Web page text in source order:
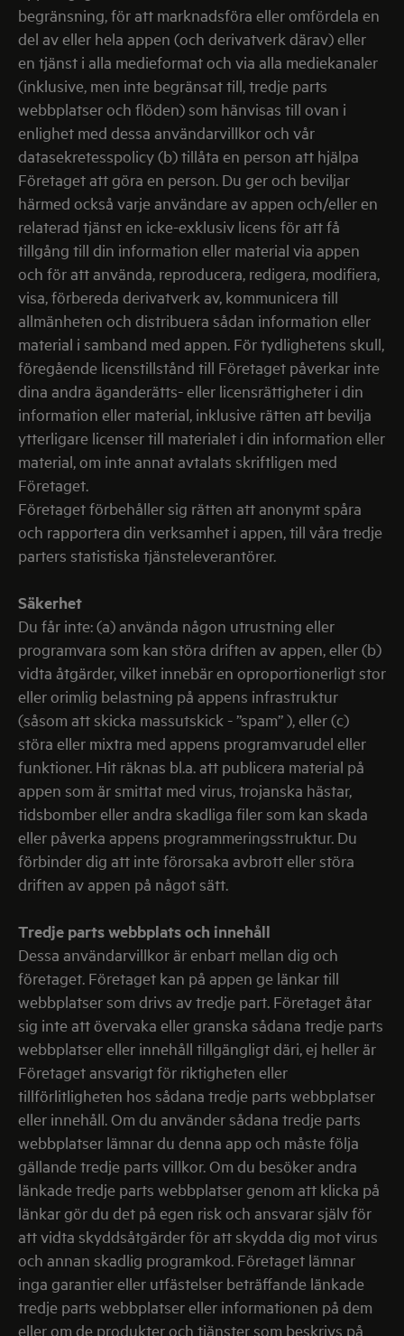
begränsning, för att marknadsföra eller omfördela en
del av eller hela appen (och derivatverk därav) eller
en tjänst i alla medieformat och via alla mediekanaler
(inklusive, men inte begränsat till, tredje parts
webbplatser och flöden) som hänvisas till ovan i
enlighet med dessa användarvillkor och vår
datasekretesspolicy (b) tillåta en person att hjälpa
Företaget att göra en person. Du ger och beviljar
härmed också varje användare av appen och/eller en
relaterad tjänst en icke-exklusiv licens för att få
tillgång till din information eller material via appen
och för att använda, reproducera, redigera, modifiera,
visa, förbereda derivatverk av, kommunicera till
allmänheten och distribuera sådan information eller
material i samband med appen. För tydlighetens skull,
föregående licenstillstånd till Företaget påverkar inte
dina andra äganderätts- eller licensrättigheter i din
information eller material, inklusive rätten att bevilja
ytterligare licenser till materialet i din information eller
material, om inte annat avtalats skriftligen med
Företaget.
Företaget förbehåller sig rätten att anonymt spåra
och rapportera din verksamhet i appen, till våra tredje
parters statistiska tjänsteleverantörer.
Säkerhet
Du får inte: (a) använda någon utrustning eller
programvara som kan störa driften av appen, eller (b)
vidta åtgärder, vilket innebär en oproportionerligt stor
eller orimlig belastning på appens infrastruktur
(såsom att skicka massutskick - ”spam” ), eller (c)
störa eller mixtra med appens programvarudel eller
funktioner. Hit räknas bl.a. att publicera material på
appen som är smittat med virus, trojanska hästar,
tidsbomber eller andra skadliga filer som kan skada
eller påverka appens programmeringsstruktur. Du
förbinder dig att inte förorsaka avbrott eller störa
driften av appen på något sätt.
Tredje parts webbplats och innehåll
Dessa användarvillkor är enbart mellan dig och
företaget. Företaget kan på appen ge länkar till
webbplatser som drivs av tredje part. Företaget åtar
sig inte att övervaka eller granska sådana tredje parts
webbplatser eller innehåll tillgängligt däri, ej heller är
Företaget ansvarigt för riktigheten eller
tillförlitligheten hos sådana tredje parts webbplatser
eller innehåll. Om du använder sådana tredje parts
webbplatser lämnar du denna app och måste följa
gällande tredje parts villkor. Om du besöker andra
länkade tredje parts webbplatser genom att klicka på
länkar gör du det på egen risk och ansvarar själv för
att vidta skyddsåtgärder för att skydda dig mot virus
och annan skadlig programkod. Företaget lämnar
inga garantier eller utfästelser beträffande länkade
tredje parts webbplatser eller informationen på dem
eller om de produkter och tjänster som beskrivs på